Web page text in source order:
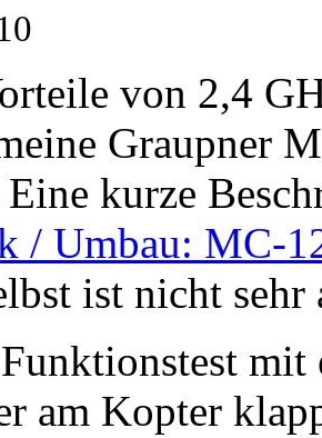
von 2,4
Graupner
kurze
/ Umbau: MC-
ist nicht
mit
am Kopter